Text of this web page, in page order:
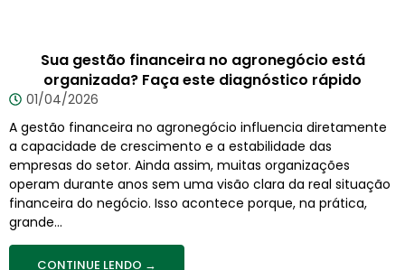
Sua gestão financeira no agronegócio está
organizada? Faça este diagnóstico rápido
01/04/2026
A gestão financeira no agronegócio influencia diretamente
a capacidade de crescimento e a estabilidade das
empresas do setor. Ainda assim, muitas organizações
operam durante anos sem uma visão clara da real situação
financeira do negócio. Isso acontece porque, na prática,
grande...
CONTINUE LENDO →